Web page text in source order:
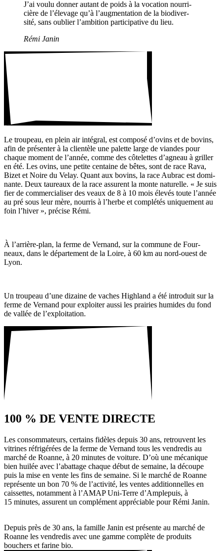
J’ai voulu donner autant de poids à la voca­tion nour­ri­
cière de l’élevage qu’à l’augmentation de la biodi­ver­
sité, sans oublier l’ambition parti­ci­pa­tive du lieu.
Rémi Janin
Le trou­peau, en plein air inté­gral, est composé d’ovins et de bovins,
afin de présenter à la clien­tèle une palette large de viandes pour
chaque moment de l’année, comme des côte­lettes d’agneau à griller
en été. Les ovins, une petite centaine de bêtes, sont de race Rava,
Bizet et Noire du Velay. Quant aux bovins, la race Aubrac est domi­
nante. Deux taureaux de la race assurent la monte natu­relle. « Je suis
fier de commer­cia­liser des veaux de 8 à 10 mois élevés toute l’année
au pré sous leur mère, nourris à l’herbe et complétés unique­ment au
foin l’hiver », précise Rémi.
À l’arrière-plan, la ferme de Vernand, sur la commune de Four­
neaux, dans le dépar­te­ment de la Loire, à 60 km au nord-ouest de
Lyon.
Un trou­peau d’une dizaine de vaches High­land a été intro­duit sur la
ferme de Vernand pour exploiter aussi les prai­ries humides du fond
de vallée de l’exploitation.
100 % DE VENTE DIRECTE
Les consom­ma­teurs, certains fidèles depuis 30 ans, retrouvent les
vitrines réfri­gé­rées de la ferme de Vernand tous les vendredis au
marché de Roanne, à 20 minutes de voiture. D’où une méca­nique
bien huilée avec l’abattage chaque début de semaine, la découpe
puis la mise en vente les fins de semaine. Si le marché de Roanne
repré­sente un bon 70 % de l’activité, les ventes addi­tion­nelles en
cais­settes, notam­ment à l’AMAP Uni-Terre d’Amplepuis, à
15 minutes, assurent un complé­ment appré­ciable pour Rémi Janin.
Depuis près de 30 ans, la famille Janin est présente au marché de
Roanne les vendredis avec une gamme complète de produits
bouchers et farine bio.